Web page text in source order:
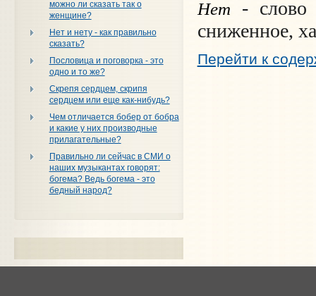
можно ли сказать так о
женщине?
Нет и нету - как правильно
сказать?
Пословица и поговорка - это
одно и то же?
Скрепя сердцем, скрипя
сердцем или еще как-нибудь?
Чем отличается бобер от бобра
и какие у них производные
прилагательные?
Правильно ли сейчас в СМИ о
наших музыкантах говорят:
богема? Ведь богема - это
бедный народ?
Нет - слово
сниженное,
Перейти к